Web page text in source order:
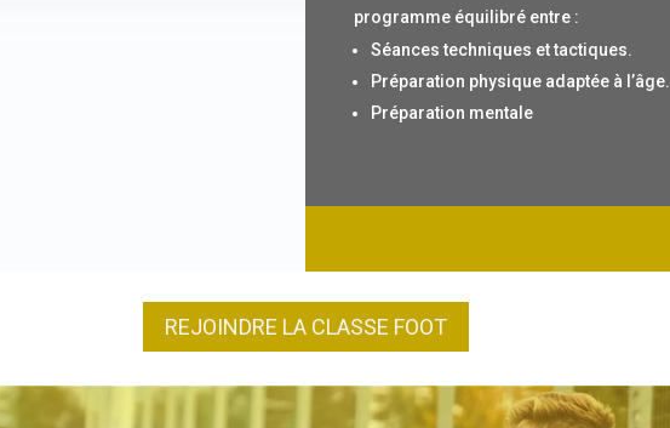
programme équilibré entre :
Séances techniques et tactiques.
Préparation physique adaptée à l’âge.
Préparation mentale
REJOINDRE LA CLASSE FOOT